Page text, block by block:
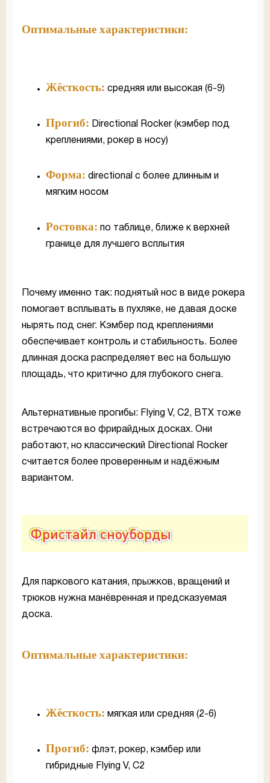
Оптимальные характеристики:
Жёсткость: средняя или высокая (6-9)
Прогиб: Directional Rocker (кэмбер под
креплениями, рокер в носу)
Форма: directional с более длинным и
мягким носом
Ростовка: по таблице, ближе к верхней
границе для лучшего всплытия
Почему именно так: поднятый нос в виде рокера
помогает всплывать в пухляке, не давая доске
нырять под снег. Кэмбер под креплениями
обеспечивает контроль и стабильность. Более
длинная доска распределяет вес на большую
площадь, что критично для глубокого снега.
Альтернативные прогибы: Flying V, C2, BTX тоже
встречаются во фрирайдных досках. Они
работают, но классический Directional Rocker
считается более проверенным и надёжным
вариантом.
Фристайл сноуборды
Для паркового катания, прыжков, вращений и
трюков нужна манёвренная и предсказуемая
доска.
Оптимальные характеристики:
Жёсткость: мягкая или средняя (2-6)
Прогиб: флэт, рокер, кэмбер или
гибридные Flying V, C2